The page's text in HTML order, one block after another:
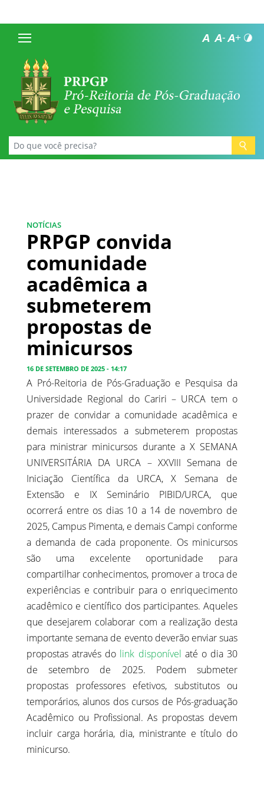
NOTÍCIAS
PRPGP convida
comunidade
acadêmica a
submeterem
propostas de
minicursos
16 DE SETEMBRO DE 2025 - 14:17
A Pró-Reitoria de Pós-Graduação e Pesquisa da
Universidade Regional do Cariri – URCA tem o
prazer de convidar a comunidade acadêmica e
demais interessados a submeterem propostas
para ministrar minicursos durante a X SEMANA
UNIVERSITÁRIA DA URCA – XXVIII Semana de
Iniciação Científica da URCA, X Semana de
Extensão e IX Seminário PIBID/URCA, que
ocorrerá entre os dias 10 a 14 de novembro de
2025, Campus Pimenta, e demais Campi conforme
a demanda de cada proponente. Os minicursos
são uma excelente oportunidade para
compartilhar conhecimentos, promover a troca de
experiências e contribuir para o enriquecimento
acadêmico e científico dos participantes. Aqueles
que desejarem colaborar com a realização desta
importante semana de evento deverão enviar suas
propostas através do link disponível até o dia 30
de setembro de 2025. Podem submeter
propostas professores efetivos, substitutos ou
temporários, alunos dos cursos de Pós-graduação
Acadêmico ou Profissional. As propostas devem
incluir carga horária, dia, ministrante e título do
minicurso.